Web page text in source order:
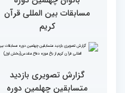
گزارش تصویری دومین روز
رقابت بخش برادران
چهلمین دوره مسابقات
بین‌المللی قرآن کریم(بخش
دوم)